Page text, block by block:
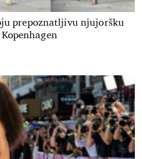
prepoznatljivu njujoršku